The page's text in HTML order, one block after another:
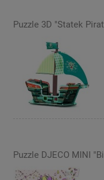
Puzzle 3D "Statek
Puzzle DJECO MINI